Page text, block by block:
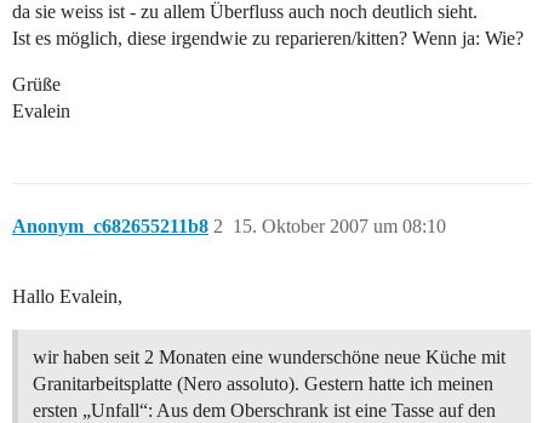
da sie weiss ist - zu allem Überfluss auch noch deutlich sieht.
Ist es möglich, diese irgendwie zu reparieren/kitten? Wenn ja: Wie?
Grüße
Evalein
Anonym_c682655211b8 15. Oktober 2007 um 08:10
2
Hallo Evalein,
wir haben seit 2 Monaten eine wunderschöne neue Küche mit
Granitarbeitsplatte (Nero assoluto). Gestern hatte ich meinen
ersten „Unfall“: Aus dem Oberschrank ist eine Tasse auf den